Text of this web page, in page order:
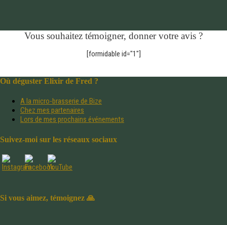
Vous souhaitez témoigner, donner votre avis ?
[formidable id="1"]
Où déguster Elixir de Fred ?
A la micro-brasserie de Bize
Chez mes partenaires
Lors de mes prochains événements
Suivez-moi sur les réseaux sociaux
Si vous aimez, témoignez 🙏